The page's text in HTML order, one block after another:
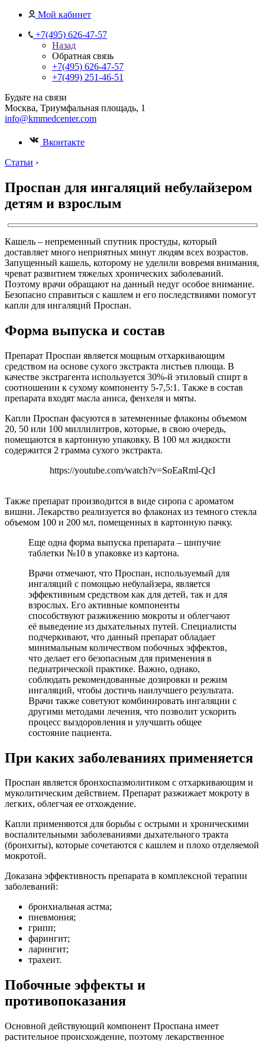
Мой кабинет
+7(495) 626-47-57
Назад
Обратная связь
+7(495) 626-47-57
+7(499) 251-46-51
Будьте на связи
Москва, Триумфальная площадь, 1
info@kmmedcenter.com
Вконтакте
Статьи ›
Проспан для ингаляций небулайзером
детям и взрослым
Кашель – непременный спутник простуды, который
доставляет много неприятных минут людям всех возрастов.
Запущенный кашель, которому не уделили вовремя внимания,
чреват развитием тяжелых хронических заболеваний.
Поэтому врачи обращают на данный недуг особое внимание.
Безопасно справиться с кашлем и его последствиями помогут
капли для ингаляций Проспан.
Форма выпуска и состав
Препарат Проспан является мощным отхаркивающим
средством на основе сухого экстракта листьев плюща. В
качестве экстрагента используется 30%-й этиловый спирт в
соотношении к сухому компоненту 5-7,5:1. Также в состав
препарата входят масла аниса, фенхеля и мяты.
Капли Проспан фасуются в затемненные флаконы объемом
20, 50 или 100 миллилитров, которые, в свою очередь,
помещаются в картонную упаковку. В 100 мл жидкости
содержится 2 грамма сухого экстракта.
https://youtube.com/watch?v=SoEaRml-QcI
Также препарат производится в виде сиропа с ароматом
вишни. Лекарство реализуется во флаконах из темного стекла
объемом 100 и 200 мл, помещенных в картонную пачку.
Еще одна форма выпуска препарата – шипучие
таблетки №10 в упаковке из картона.
Врачи отмечают, что Проспан, используемый для
ингаляций с помощью небулайзера, является
эффективным средством как для детей, так и для
взрослых. Его активные компоненты
способствуют разжижению мокроты и облегчают
её выведение из дыхательных путей. Специалисты
подчеркивают, что данный препарат обладает
минимальным количеством побочных эффектов,
что делает его безопасным для применения в
педиатрической практике. Важно, однако,
соблюдать рекомендованные дозировки и режим
ингаляций, чтобы достичь наилучшего результата.
Врачи также советуют комбинировать ингаляции с
другими методами лечения, что позволит ускорить
процесс выздоровления и улучшить общее
состояние пациента.
При каких заболеваниях применяется
Проспан является бронхоспазмолитиком с отхаркивающим и
муколитическим действием. Препарат разжижает мокроту в
легких, облегчая ее отхождение.
Капли применяются для борьбы с острыми и хроническими
воспалительными заболеваниями дыхательного тракта
(бронхиты), которые сочетаются с кашлем и плохо отделяемой
мокротой.
Доказана эффективность препарата в комплексной терапии
заболеваний:
бронхиальная астма;
пневмония;
грипп;
фарингит;
ларингит;
трахеит.
Побочные эффекты и
противопоказания
Основной действующий компонент Проспана имеет
растительное происхождение, поэтому лекарственное